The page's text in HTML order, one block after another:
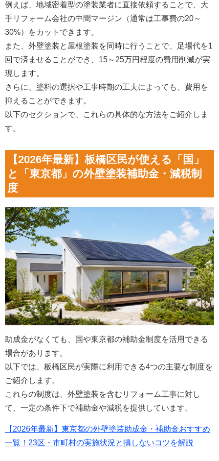
例えば、地域密着型の塗装業者に直接依頼することで、大
手リフォーム会社の中間マージン（通常は工事費の20～
30%）をカットできます。
また、外壁塗装と屋根塗装を同時に行うことで、足場代を1
回で済ませることができ、15～25万円程度の費用削減が実
現します。
さらに、塗料の選択や工事時期の工夫によっても、費用を
抑えることができます。
以下のセクションで、これらの具体的な方法をご紹介しま
す。
【2026年最新】板橋区民が使える「国」
と「東京都」の外壁塗装補助金・減税制
度
助成金がなくても、国や東京都の補助金制度を活用できる
場合があります。
以下では、板橋区民が実際に利用できる4つの主要な制度を
ご紹介します。
これらの制度は、外壁塗装を含むリフォーム工事に対し
て、一定の条件下で補助金や減税を提供しています。
【2026年最新】東京都の外壁塗装助成金・補助金おすすめ
一覧！23区・市町村の実施状況と損しないコツを解説